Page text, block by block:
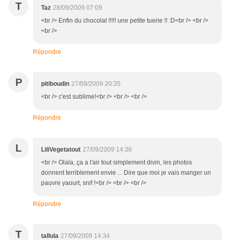
T Taz 28/09/2009 07:09
<br /> Enfin du chocolat !!!!! une petite tuerie !! :D<br /> <br />
<br />
Répondre
P pitiboudin 27/09/2009 20:35
<br /> c'est sublime!<br /> <br /> <br />
Répondre
L LiliVegetatout 27/09/2009 14:36
<br /> Olala, ça a l'air tout simplement divin, les photos
donnent terriblement envie ... Dire que moi je vais manger un
pauvre yaourt, snif !<br /> <br /> <br />
Répondre
T tallula 27/09/2009 14:34